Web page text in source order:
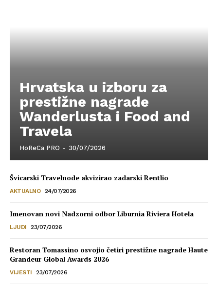
Hrvatska u izboru za
prestižne nagrade
Wanderlusta i Food and
Travela
HoReCa PRO - 30/07/2026
Švicarski Travelnode akvizirao zadarski Rentlio
AKTUALNO 24/07/2026
Imenovan novi Nadzorni odbor Liburnia Riviera Hotela
LJUDI 23/07/2026
Restoran Tomassino osvojio četiri prestižne nagrade Haute
Grandeur Global Awards 2026
VIJESTI 23/07/2026